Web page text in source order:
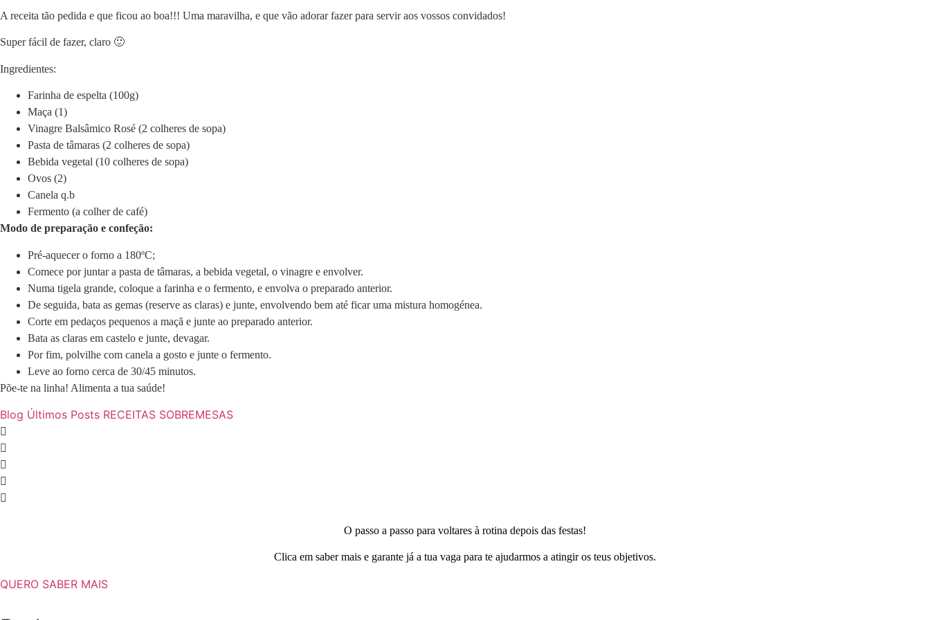
A receita tão pedida e que ficou ao boa!!! Uma maravilha, e que vão adorar fazer para servir aos vossos convidados!
Super fácil de fazer, claro 🙂
Ingredientes:
Farinha de espelta (100g)
Maça (1)
Vinagre Balsâmico Rosé (2 colheres de sopa)
Pasta de tâmaras (2 colheres de sopa)
Bebida vegetal (10 colheres de sopa)
Ovos (2)
Canela q.b
Fermento (a colher de café)
Modo de preparação e confeção:
Pré-aquecer o forno a 180ºC;
Comece por juntar a pasta de tâmaras, a bebida vegetal, o vinagre e envolver.
Numa tigela grande, coloque a farinha e o fermento, e envolva o preparado anterior.
De seguida, bata as gemas (reserve as claras) e junte, envolvendo bem até ficar uma mistura homogénea.
Corte em pedaços pequenos a maçã e junte ao preparado anterior.
Bata as claras em castelo e junte, devagar.
Por fim, polvilhe com canela a gosto e junte o fermento.
Leve ao forno cerca de 30/45 minutos.
Põe-te na linha! Alimenta a tua saúde!
Blog Últimos Posts RECEITAS SOBREMESAS
O passo a passo para voltares à rotina depois das festas!
Clica em saber mais e garante já a tua vaga para te ajudarmos a atingir os teus objetivos.
QUERO SABER MAIS